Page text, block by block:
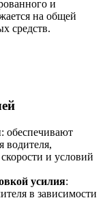
и
на общей
средств.
: обеспечивают
водителя,
и условий
усилия:
в зависимости